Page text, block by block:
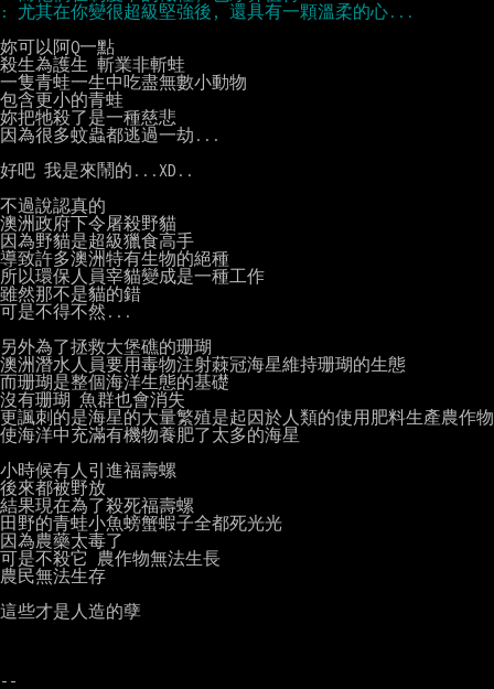
妳可以阿Q一點
殺生為護生 斬業非斬蛙
一隻青蛙一生中吃盡無數小動物
包含更小的青蛙
妳把牠殺了是一種慈悲
因為很多蚊蟲都逃過一劫...
好吧 我是來鬧的...XD..
不過說認真的
澳洲政府下令屠殺野貓
因為野貓是超級獵食高手
導致許多澳洲特有生物的絕種
所以環保人員宰貓變成是一種工作
雖然那不是貓的錯
可是不得不然...
另外為了拯救大堡礁的珊瑚
澳洲潛水人員要用毒物注射蕀冠海星維持珊瑚的生態
而珊瑚是整個海洋生態的基礎
沒有珊瑚 魚群也會消失
更諷刺的是海星的大量繁殖是起因於人類的使用肥料生產農作物
使海洋中充滿有機物養肥了太多的海星
小時候有人引進福壽螺
後來都被野放
結果現在為了殺死福壽螺
田野的青蛙小魚螃蟹蝦子全都死光光
因為農藥太毒了
可是不殺它 農作物無法生長
農民無法生存
這些才是人造的孽